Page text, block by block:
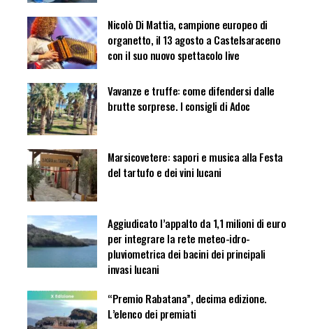
Nicolò Di Mattia, campione europeo di
organetto, il 13 agosto a Castelsaraceno
con il suo nuovo spettacolo live
Vavanze e truffe: come difendersi dalle
brutte sorprese. I consigli di Adoc
Marsicovetere: sapori e musica alla Festa
del tartufo e dei vini lucani
Aggiudicato l’appalto da 1,1 milioni di euro
per integrare la rete meteo-idro-
pluviometrica dei bacini dei principali
invasi lucani
“Premio Rabatana”, decima edizione.
L’elenco dei premiati